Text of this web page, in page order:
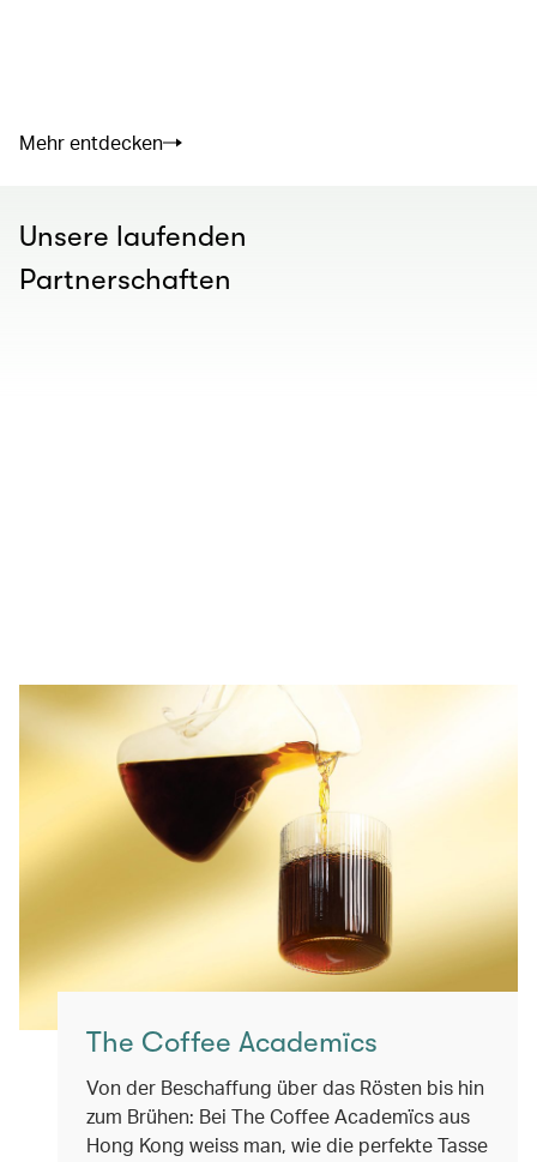
Mehr entdecken
Unsere laufenden
Partnerschaften
The Coffee Academïcs
Von der Beschaffung über das Rösten bis hin
zum Brühen: Bei The Coffee Academïcs aus
Hong Kong weiss man, wie die perfekte Tasse